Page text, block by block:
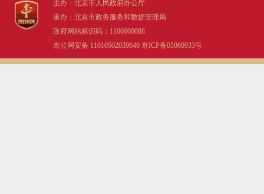
主办：北京市人民政府办公厅
承办：北京市政务服务和数据管理局
政府网站标识码：1100000088
京公网安备 11010502039640 京ICP备05060933号